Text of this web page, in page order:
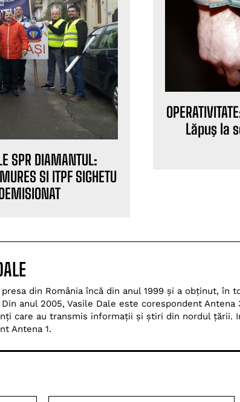
SPR DIAMANTUL:
SI ITPF SIGHETU
Lăpuş la
presa din România încă din anul 1999 și a obținut, în
anul 2005, Vasile Dale este corespondent
care au transmis informații și știri din nordul țării.
Antena 1.